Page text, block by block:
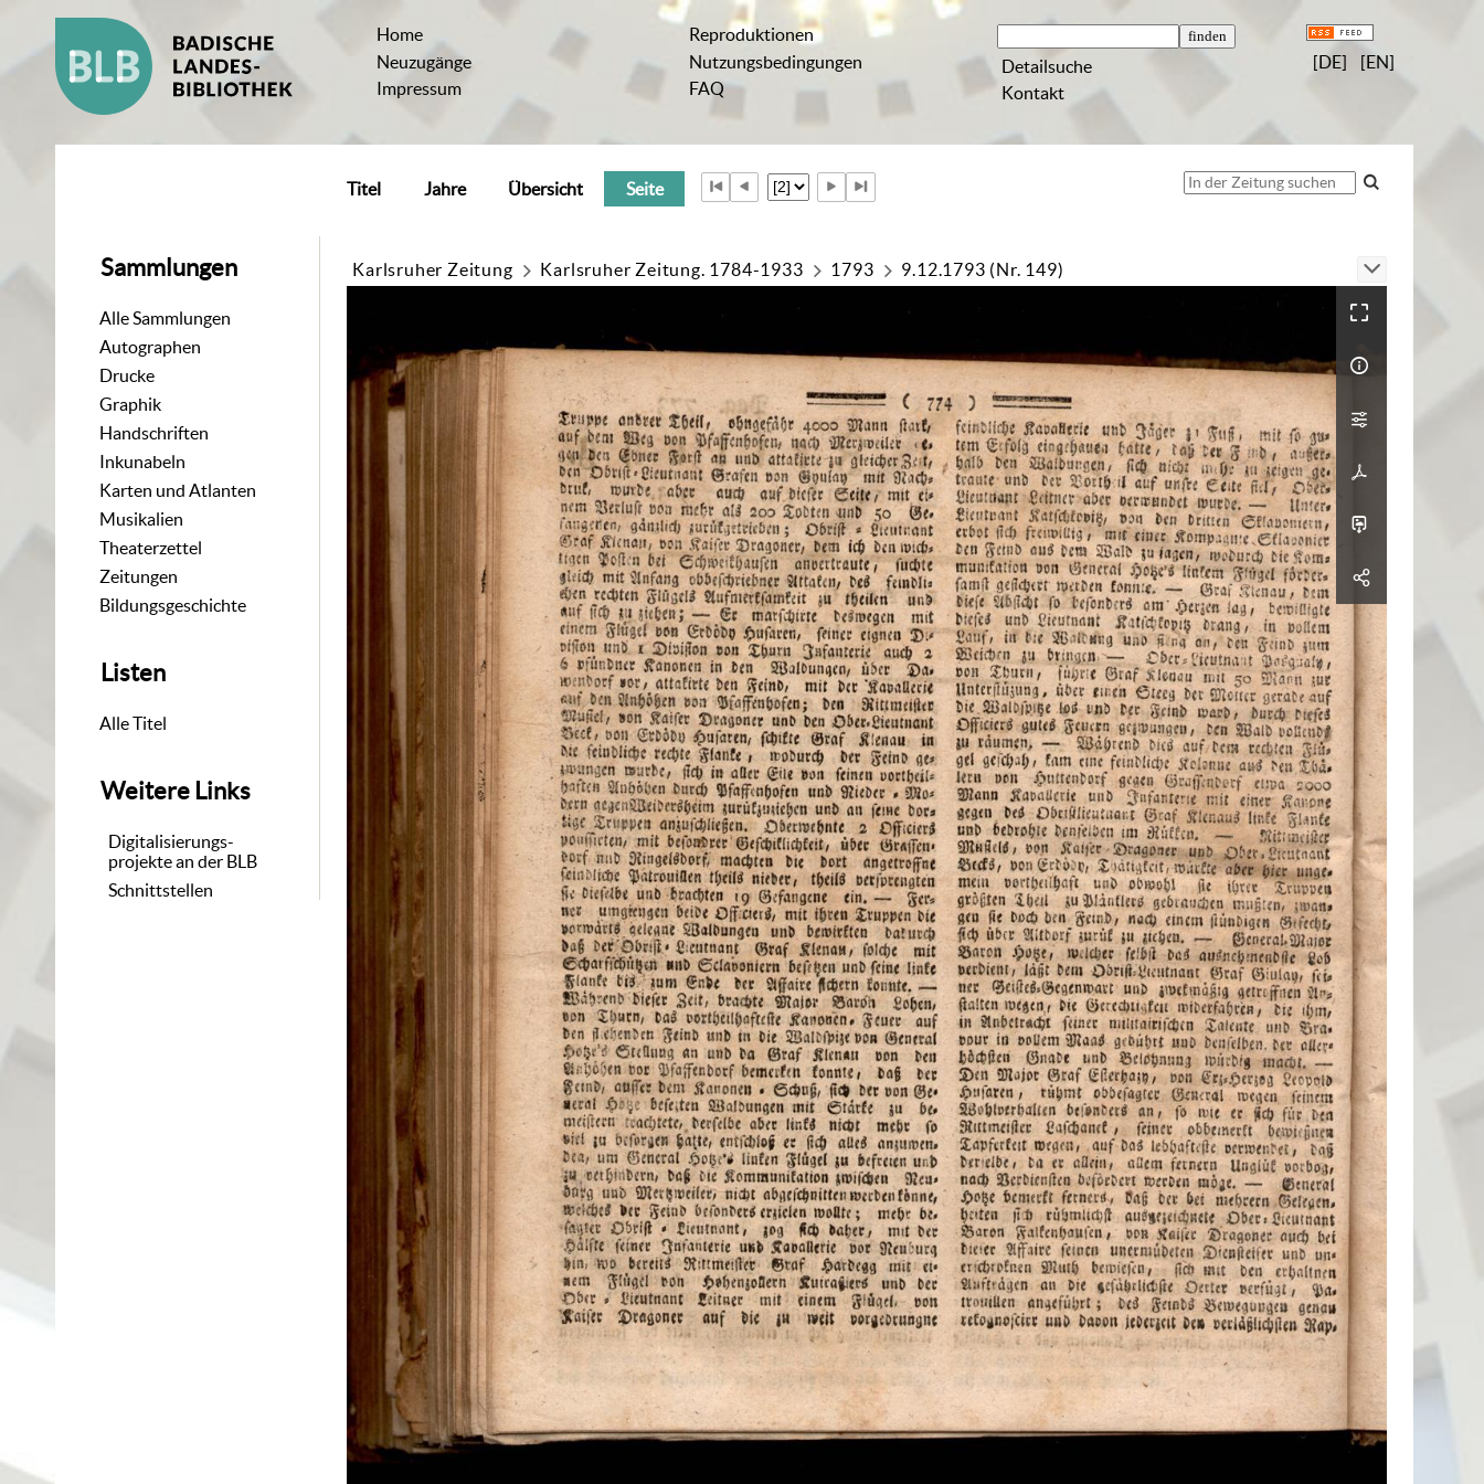
Home
Neuzugänge
Impressum
Reproduktionen
Nutzungsbedingungen
FAQ
Detailsuche
Kontakt
[DE] [EN]
Sammlungen
Alle Sammlungen
Autographen
Drucke
Graphik
Handschriften
Inkunabeln
Karten und Atlanten
Musikalien
Theaterzettel
Zeitungen
Bildungsgeschichte
Listen
Alle Titel
Weitere Links
Digitalisierungs-
projekte an der BLB
Schnittstellen
Titel Jahre Übersicht Seite
Karlsruher Zeitung Karlsruher Zeitung. 1784-1933 1793 9.12.1793 (Nr. 149)